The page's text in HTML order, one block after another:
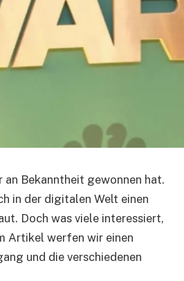
an Bekanntheit gewonnen hat.
in der digitalen Welt einen
Doch was viele interessiert,
Artikel werfen wir einen
und die verschiedenen